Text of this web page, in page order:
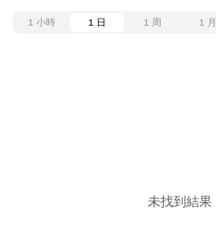
1 小時 1 日 1 周 1 月
未找到結果